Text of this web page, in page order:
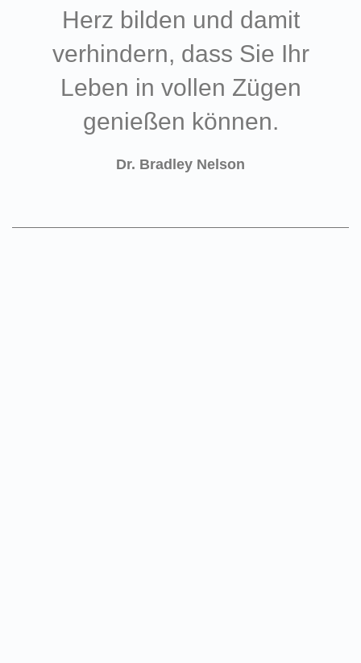
Herz bilden und damit
verhindern, dass Sie Ihr
Leben in vollen Zügen
genießen können.
Dr. Bradley Nelson